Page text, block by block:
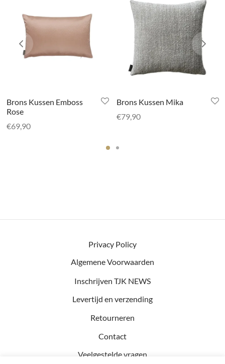
Brons Kussen Emboss
Rose
€69,90
Brons Kussen Mika
€79,90
Privacy Policy
Algemene Voorwaarden
Inschrijven TJK NEWS
Levertijd en verzending
Retourneren
Contact
Veelgestelde vragen